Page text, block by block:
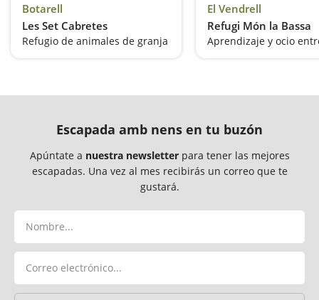
Botarell
Les Set Cabretes
Refugio de animales de granja
El Vendrell
Refugi Món la Bassa
Escapada amb nens en tu buzón
Apúntate a nuestra newsletterpara tener las mejores
escapadas. Una vez al mes recibirás un correo que te
gustará.